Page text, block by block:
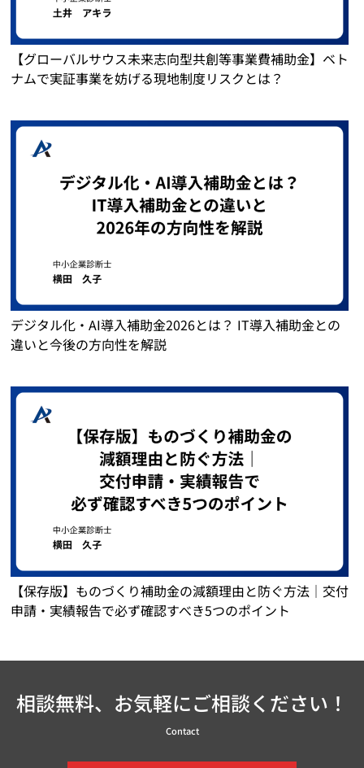
【グローバルサウス未来志向型共創等事業費補助金】ベト
ナムで実証事業を妨げる現地制度リスクとは？
デジタル化・AI導入補助金2026とは？ IT導入補助金との
違いと今後の方向性を解説
【保存版】ものづくり補助金の減額理由と防ぐ方法｜交付
申請・実績報告で必ず確認すべき5つのポイント
相談無料、お気軽にご相談ください！
Contact